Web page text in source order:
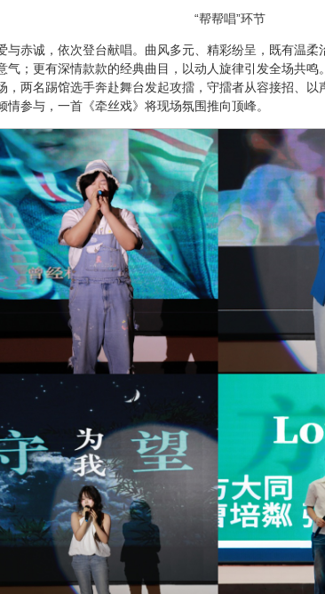
“帮帮唱”环节
与赤诚，依次登台献唱。曲风多元、精彩纷呈，既有温
气；更有深情款款的经典曲目，以动人旋律引发全场共
，两名踢馆选手奔赴舞台发起攻擂，守擂者从容接招、
参与，一首《牵丝戏》将现场氛围推向顶峰。